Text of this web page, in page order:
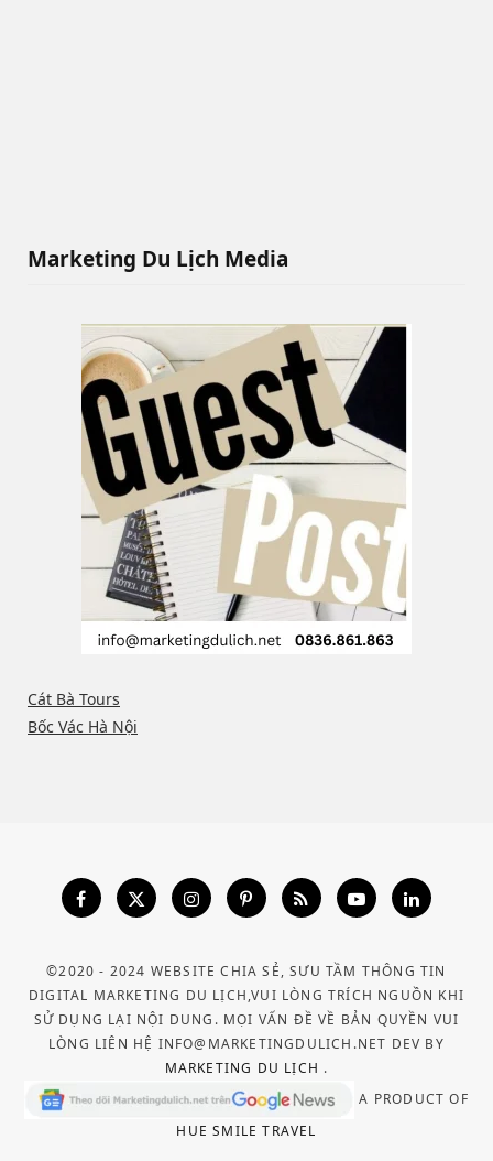
Marketing Du Lịch Media
Cát Bà Tours
Bốc Vác Hà Nội
©2020 - 2024 WEBSITE CHIA SẺ, SƯU TẦM THÔNG TIN
DIGITAL MARKETING DU LỊCH,VUI LÒNG TRÍCH NGUỒN KHI
SỬ DỤNG LẠI NỘI DUNG. MỌI VẤN ĐỀ VỀ BẢN QUYỀN VUI
LÒNG LIÊN HỆ INFO@MARKETINGDULICH.NET DEV BY
MARKETING DU LỊCH .
A PRODUCT OF
HUE SMILE TRAVEL